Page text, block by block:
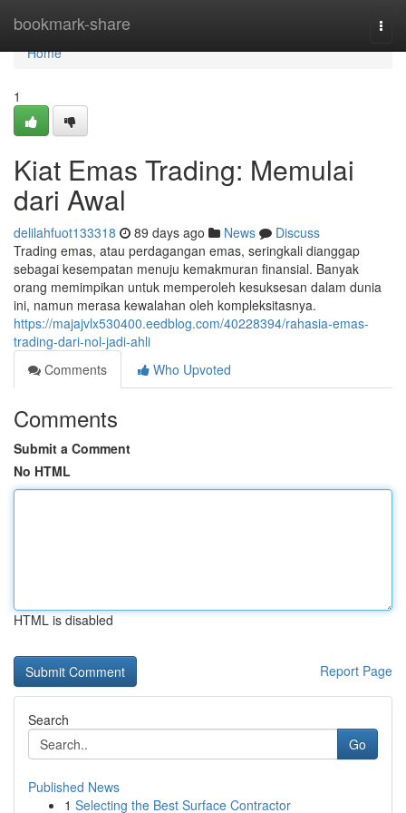
bookmark-share
Home
Home
1
Kiat Emas Trading: Memulai
dari Awal
delilahfuot133318 89 days ago News
Discuss
Trading emas, atau perdagangan emas, seringkali dianggap
sebagai kesempatan menuju kemakmuran finansial. Banyak
orang memimpikan untuk memperoleh kesuksesan dalam dunia
ini, namun merasa kewalahan oleh kompleksitasnya.
https://majajvlx530400.eedblog.com/40228394/rahasia-emas-
trading-dari-nol-jadi-ahli
Comments
Who Upvoted
Comments
Submit a Comment
No HTML
HTML is disabled
Report Page
Search
Go
Published News
1 Selecting the Best Surface Contractor